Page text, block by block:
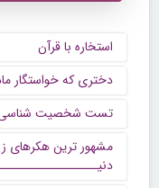
استخاره با قرآن
دختری که خواستگار
تست شخصیت
مشهور ترین هکرهای